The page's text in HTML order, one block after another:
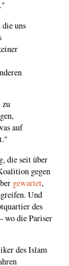
uns
zu
auf
die seit über
gegen
gewartet,
Und
des
wo die Pariser
des Islam